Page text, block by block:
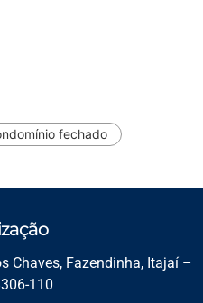
fechado
Chaves, Fazendinha, Itajaí –
110